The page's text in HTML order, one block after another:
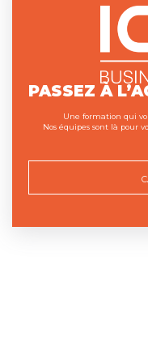
PASSEZ À
Une formation qui
Nos équipes sont là pour